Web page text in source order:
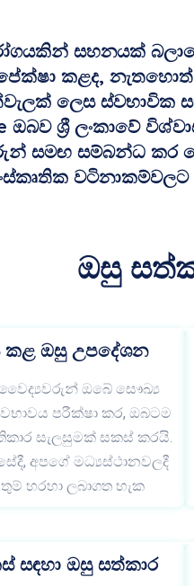
සහනයක්
කළද,
ලෙස
ඔබව ශ්‍රී ලංකාවේ
සමඟ සම්බන්ධ කර
ඔසු
ඔසු උපදේශන
වෛද්‍යවරුන් ඔබේ සෞඛ්‍ය
පරීක්ෂා කර, ඔබටම
සැලසුමක් සකස් කරයි.
අපගේ මධ්‍යස්ථානවලදී
හරහා ලබාගත හැක
සඳහා ඔසු සත්කාර